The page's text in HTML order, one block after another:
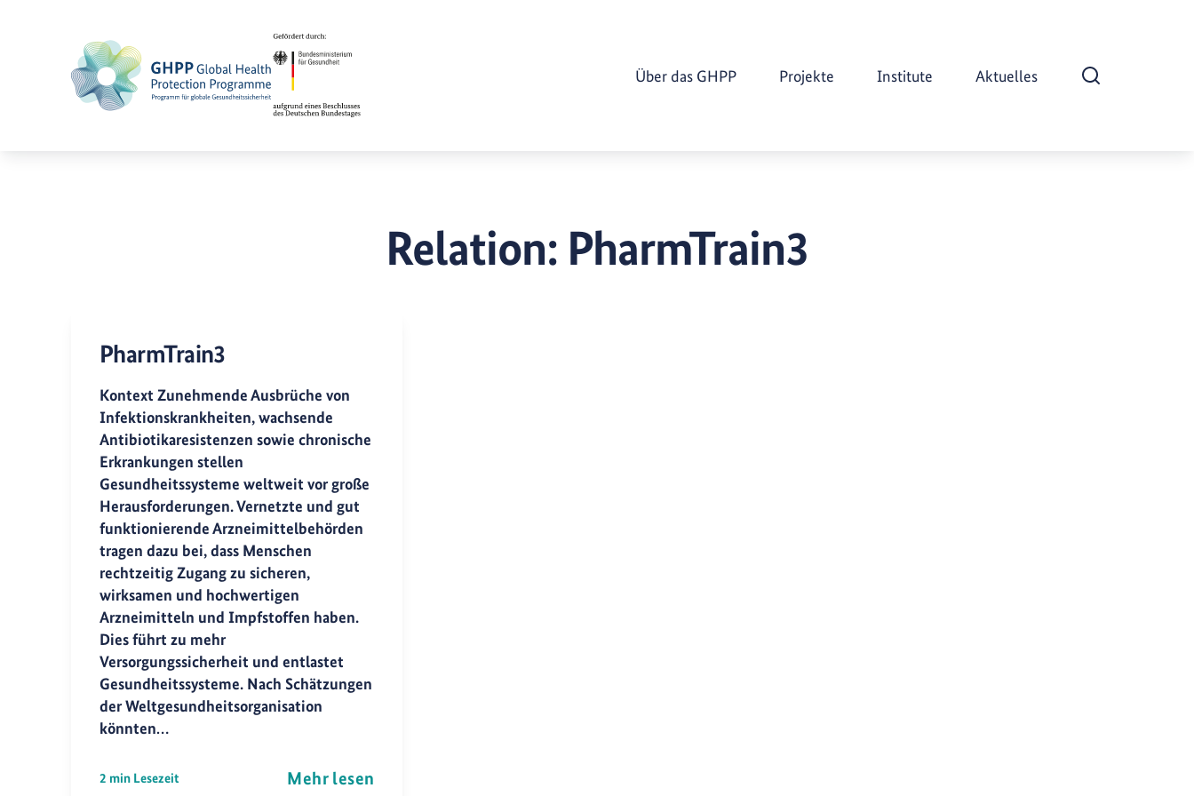
Über das GHPP Projekte Institute Aktuelles
Suche öffnen
Relation: PharmTrain3
PharmTrain3
Kontext Zunehmende Ausbrüche von
Infektionskrankheiten, wachsende
Antibiotikaresistenzen sowie chronische
Erkrankungen stellen
Gesundheitssysteme weltweit vor große
Herausforderungen. Vernetzte und gut
funktionierende Arzneimittelbehörden
tragen dazu bei, dass Menschen
rechtzeitig Zugang zu sicheren,
wirksamen und hochwertigen
Arzneimitteln und Impfstoffen haben.
Dies führt zu mehr
Versorgungssicherheit und entlastet
Gesundheitssysteme. Nach Schätzungen
der Weltgesundheitsorganisation
könnten…
2 min Lesezeit Mehr lesen